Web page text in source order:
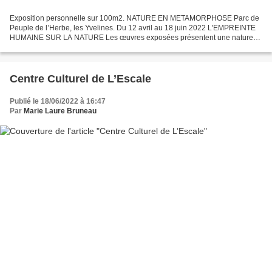
Exposition personnelle sur 100m2. NATURE EN METAMORPHOSE Parc de
Peuple de l’Herbe, les Yvelines. Du 12 avril au 18 juin 2022 L'EMPREINTE
HUMAINE SUR LA NATURE Les œuvres exposées présentent une nature
Centre Culturel de L’Escale
Publié le 18/06/2022 à 16:47
Par Marie Laure Bruneau